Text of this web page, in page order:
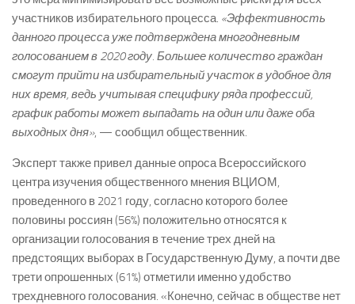
участников избирательного процесса. «Эффективность
данного процесса уже подтверждена многодневным
голосованием в 2020 году. Большее количество граждан
смогут прийти на избирательный участок в удобное для
них время, ведь учитывая специфику ряда профессий,
график работы может выпадать на один или даже оба
выходных дня», — сообщил общественник.
Эксперт также привел данные опроса Всероссийского
центра изучения общественного мнения ВЦИОМ,
проведенного в 2021 году, согласно которого более
половины россиян (56%) положительно относятся к
организации голосования в течение трех дней на
предстоящих выборах в Государственную Думу, а почти две
трети опрошенных (61%) отметили именно удобство
трехдневного голосования. «Конечно, сейчас в обществе нет